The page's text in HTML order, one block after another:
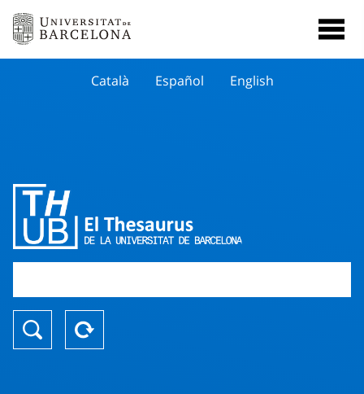
Català Español English